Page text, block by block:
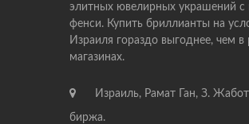
элитных ювелирных украшений с
фенси. Купить бриллианты на
Израиля гораздо выгоднее, чем в
магазинах.
Израиль, Рамат Ган, З.
биржа.